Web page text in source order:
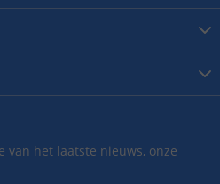
van het laatste nieuws, onze